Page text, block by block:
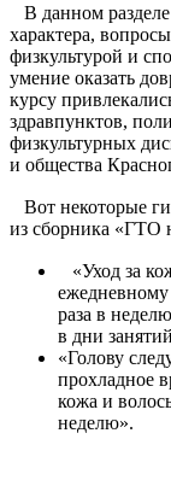
⠀В данном
характера,
физкультурой и
умение оказать
курсу
здравпунктов,
физкультурных
и общества
⠀Вот некоторые
из сборника «ГТО
⠀«Уход за
раза в
в дни
«Голову
прохладное
кожа и
неделю».